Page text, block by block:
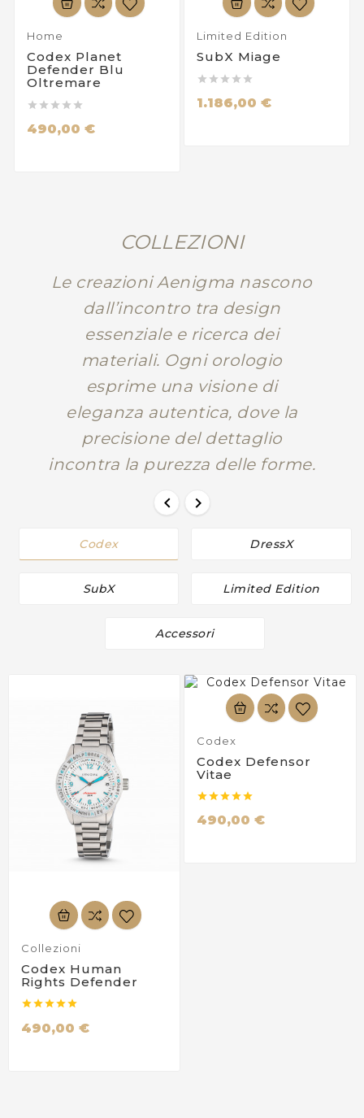
Home
Codex Planet
Defender Blu
Oltremare
    
490,00 €
Limited Edition
SubX Miage
    
1.186,00 €
COLLEZIONI
Le creazioni Aenigma nascono
dall’incontro tra design
essenziale e ricerca dei
materiali. Ogni orologio
esprime una visione di
eleganza autentica, dove la
precisione del dettaglio
incontra la purezza delle forme.


Codex DressX
SubX Limited Edition
Accessori
Collezioni
Codex Human
Rights Defender

490,00 €
Codex
Codex Defensor
Vitae

490,00 €